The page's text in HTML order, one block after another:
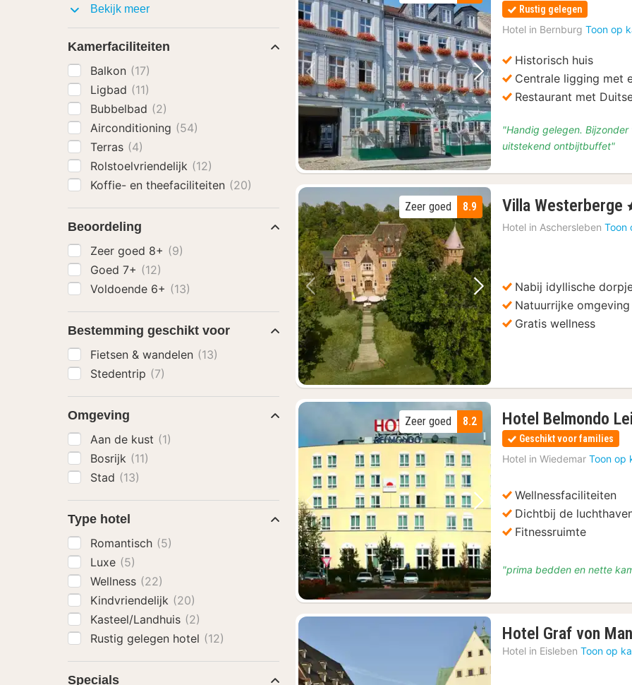
Vorige foto Volgende foto
Rustig gelegen
Hotel in Bernburg Toon op
Historisch huis
Centrale ligging met
Restaurant met
"Handig gelegen.
uitstekend ontbijtbuffet"
Vorige foto Volgende foto
8.9
Zeer goed Villa Westerberge ,
Hotel in Aschersleben Toon
Nabij idyllische
Natuurrijke omgeving
Gratis wellness
Vorige foto Volgende foto
8.2
Zeer goed Hotel Belmondo
Geschikt voor families
Hotel in Wiedemar Toon op
Wellnessfaciliteiten
Dichtbij de
Fitnessruimte
"prima bedden en nette
Hotel Graf von
Hotel in Eisleben Toon op
Bekijk meerFaciliteiten
Kamerfaciliteiten
Balkon (17)
Ligbad (11)
Bubbelbad (2)
Airconditioning (54)
Terras (4)
Rolstoelvriendelijk (12)
Koffie- en theefaciliteiten (20)
Beoordeling
Zeer goed 8+ (9)
Goed 7+ (12)
Voldoende 6+ (13)
Bestemming geschikt voor
Fietsen & wandelen (13)
Stedentrip (7)
Omgeving
Aan de kust (1)
Bosrijk (11)
Stad (13)
Type hotel
Romantisch (5)
Luxe (5)
Wellness (22)
Kindvriendelijk (20)
Kasteel/Landhuis (2)
Rustig gelegen hotel (12)
Specials